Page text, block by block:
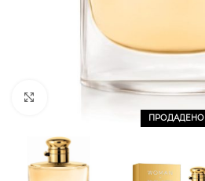
ПРОДАДЕНО
CLICK TO ENLARGE